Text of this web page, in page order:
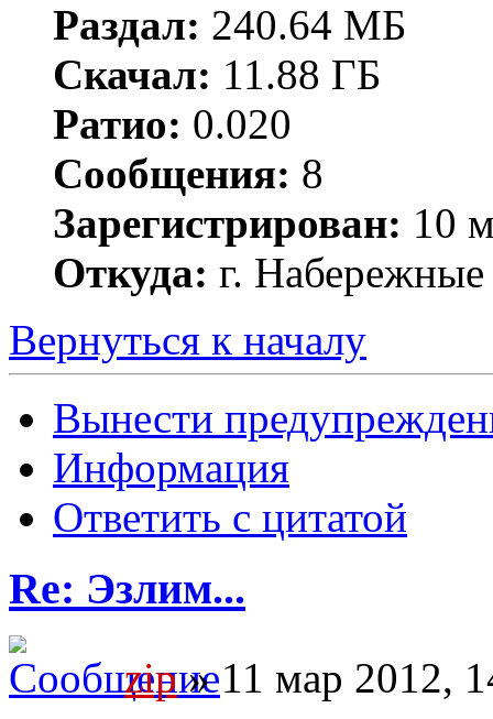
Раздал: 240.64 МБ
Скачал: 11.88 ГБ
Ратио: 0.020
Сообщения: 8
Зарегистрирован: 10
Откуда: г.
Вернуться к началу
Вынести
Информация
Ответить с цитатой
Re: Эзлим...
zip» 11 мар 2012,